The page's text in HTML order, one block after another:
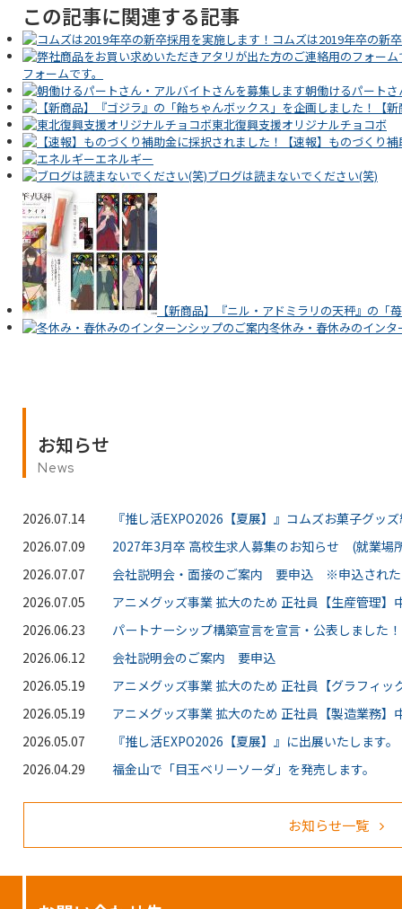
この記事に関連する記事
コムズは2019年卒の新
フォームです。
朝働けるパート
【
東北復興支援オリジナルチョコボ
【速報】ものづくり
エネルギー
ブログは読まないでください(笑)
【新商品】『ニル・アドミラリの天秤』の「
冬休み・春休みのイン
お知らせ
News
2026.07.14
『推し活EXPO2026【夏展】』コムズお菓子グッ
2026.07.09
2027年3月卒 高校生求人募集のお知らせ (就業場
2026.07.07
会社説明会・面接のご案内 要申込 ※申込された
2026.07.05
アニメグッズ事業 拡大のため 正社員【生産管理】
2026.06.23
パートナーシップ構築宣言を宣言・公表しました！
2026.06.12
会社説明会のご案内 要申込
2026.05.19
アニメグッズ事業 拡大のため 正社員【グラフィッ
2026.05.19
アニメグッズ事業 拡大のため 正社員【製造業務】
2026.05.07
『推し活EXPO2026【夏展】』に出展いたします。
2026.04.29
福金山で「目玉ベリーソーダ」を発売します。
お知らせ一覧